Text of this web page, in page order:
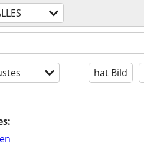
hat Bild